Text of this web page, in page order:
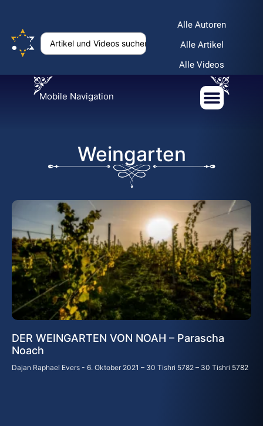
Alle Autoren
Alle Artikel
Alle Videos
Mobile Navigation
Weingarten
DER WEINGARTEN VON NOAH – Parascha
Noach
Dajan Raphael Evers 6. Oktober 2021 – 30 Tishri 5782 – 30 Tishri 5782